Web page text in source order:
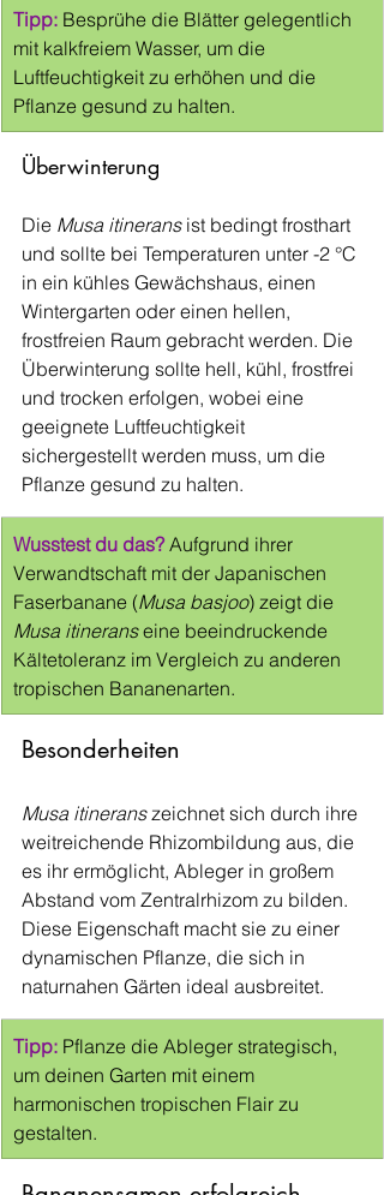
Tipp: Besprühe die Blätter gelegentlich
mit kalkfreiem Wasser, um die
Luftfeuchtigkeit zu erhöhen und die
Pflanze gesund zu halten.
Überwinterung
Die Musa itinerans ist bedingt frosthart
und sollte bei Temperaturen unter -2 °C
in ein kühles Gewächshaus, einen
Wintergarten oder einen hellen,
frostfreien Raum gebracht werden. Die
Überwinterung sollte hell, kühl, frostfrei
und trocken erfolgen, wobei eine
geeignete Luftfeuchtigkeit
sichergestellt werden muss, um die
Pflanze gesund zu halten.
Wusstest du das? Aufgrund ihrer
Verwandtschaft mit der Japanischen
Faserbanane (Musa basjoo) zeigt die
Musa itinerans eine beeindruckende
Kältetoleranz im Vergleich zu anderen
tropischen Bananenarten.
Besonderheiten
Musa itinerans zeichnet sich durch ihre
weitreichende Rhizombildung aus, die
es ihr ermöglicht, Ableger in großem
Abstand vom Zentralrhizom zu bilden.
Diese Eigenschaft macht sie zu einer
dynamischen Pflanze, die sich in
naturnahen Gärten ideal ausbreitet.
Tipp: Pflanze die Ableger strategisch,
um deinen Garten mit einem
harmonischen tropischen Flair zu
gestalten.